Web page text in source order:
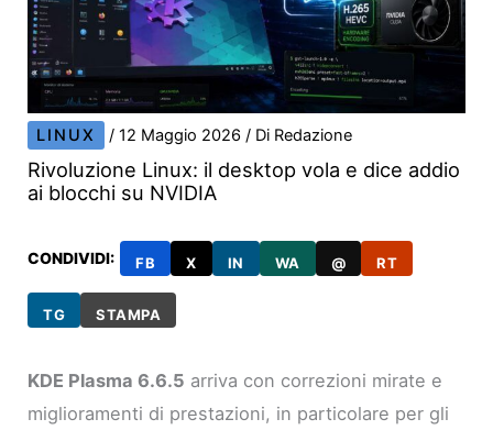
LINUX /12 Maggio 2026/ Di Redazione
Rivoluzione Linux: il desktop vola e dice addio
ai blocchi su NVIDIA
CONDIVIDI: FB X IN WA @ RT
TG STAMPA
KDE Plasma 6.6.5 arriva con correzioni mirate e
miglioramenti di prestazioni, in particolare per gli